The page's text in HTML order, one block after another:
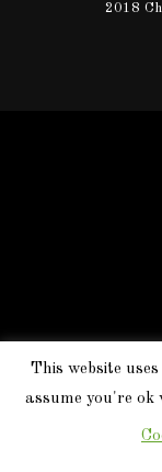
2018
This website
assume you're